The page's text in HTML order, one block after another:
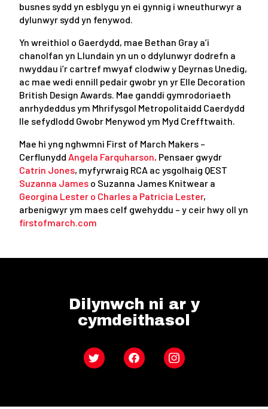
busnes sydd yn esblygu yn ei gynnig i wneuthurwyr a
dylunwyr sydd yn fenywod.
Yn wreithiol o Gaerdydd, mae Bethan Gray a’i
chanolfan yn Llundain yn un o ddylunwyr dodrefn a
nwyddau i’r cartref mwyaf clodwiw y Deyrnas Unedig,
ac mae wedi ennill pedair gwobr yn yr Elle Decoration
British Design Awards. Mae ganddi gymrodoriaeth
anrhydeddus ym Mhrifysgol Metropolitaidd Caerdydd
lle sefydlodd Gwobr Menywod ym Myd Crefftwaith.
Mae hi yng nghwmni First of March Makers –
Cerflunydd Angela Farquharson, Pensaer gwydr
Catrin Jones, myfyrwraig RCA ac ysgolhaig QEST
Suzanna James o Suzanna James Knitwear a
Georgina Lester o Charles a Patricia Lester,
arbenigwyr ym maes celf gwehyddu – y ceir hwy oll yn
firstofmarch.com
Dilynwch ni ar y
cymdeithasol
Twitter FacebookInstagram